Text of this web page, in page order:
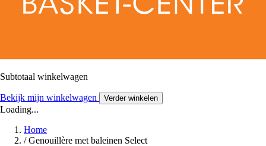
Subtotaal winkelwagen
Bekijk mijn winkelwagen Verder winkelen
Loading...
Home
/ Genouillère met baleinen Select